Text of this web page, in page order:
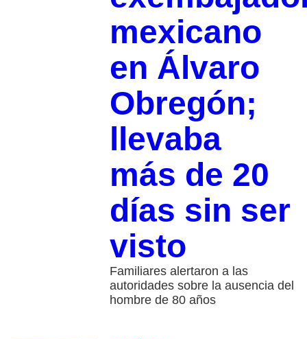
mexicano
en Álvaro
Obregón;
llevaba
más de 20
días sin ser
visto
Familiares alertaron a las
autoridades sobre la ausencia del
hombre de 80 años